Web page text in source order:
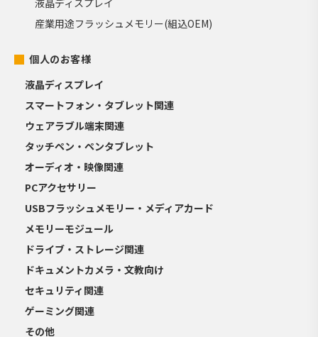
液晶ディスプレイ
産業用途フラッシュメモリー(組込OEM)
個人のお客様
液晶ディスプレイ
スマートフォン・タブレット関連
ウェアラブル端末関連
タッチペン・ペンタブレット
オーディオ・映像関連
PCアクセサリー
USBフラッシュメモリー・メディアカード
メモリーモジュール
ドライブ・ストレージ関連
ドキュメントカメラ・文教向け
セキュリティ関連
ゲーミング関連
その他